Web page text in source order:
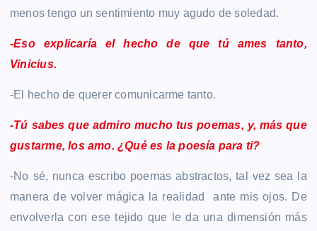
menos tengo un sentimiento muy agudo de soledad.
-Eso explicaría el hecho de que tú ames tanto,
Vinicius.
-El hecho de querer comunicarme tanto.
-Tú sabes que admiro mucho tus poemas, y, más que
gustarme, los amo. ¿Qué es la poesía para ti?
-No sé, nunca escribo poemas abstractos, tal vez sea la
manera de volver mágica la realidad ante mis ojos. De
envolverla con ese tejido que le da una dimensión más